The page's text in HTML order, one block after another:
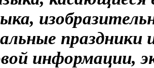
праздники
информации,